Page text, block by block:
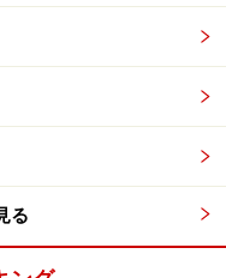
が推測できます。ピ
いくと、胃酸を分泌
、ペプシノゲンI/II比
ゲンI/II比の低下があ
性となります。
る